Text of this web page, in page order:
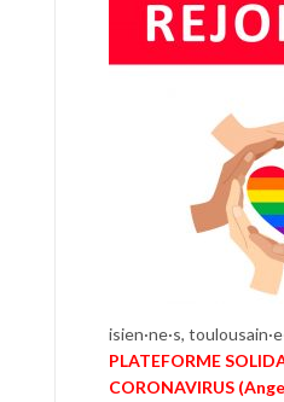
isien·ne·s,
PLATEFORME
CORONAVIRUS